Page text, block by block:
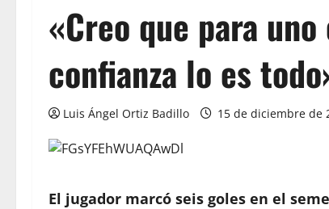
«Creo que para
confianza lo es
Luis Ángel Ortiz Badillo 15 de diciembre de
El jugador marcó seis goles en el